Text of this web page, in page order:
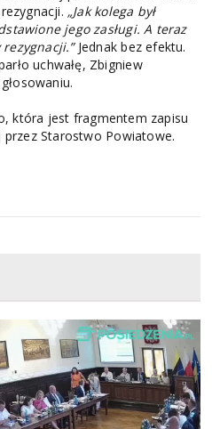
„Jak kolega był
jego zasługi. A teraz
Jednak bez efektu.
uchwałę, Zbigniew
która jest fragmentem zapisu
Starostwo Powiatowe.